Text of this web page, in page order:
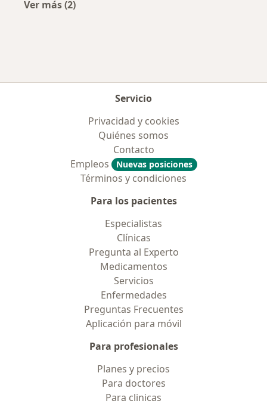
Ver más (2)
Servicio
Privacidad y cookies
Quiénes somos
Contacto
Empleos
Nuevas posiciones
Términos y condiciones
Para los pacientes
Especialistas
Clínicas
Pregunta al Experto
Medicamentos
Servicios
Enfermedades
Preguntas Frecuentes
Aplicación para móvil
Para profesionales
Planes y precios
Para doctores
Para clinicas